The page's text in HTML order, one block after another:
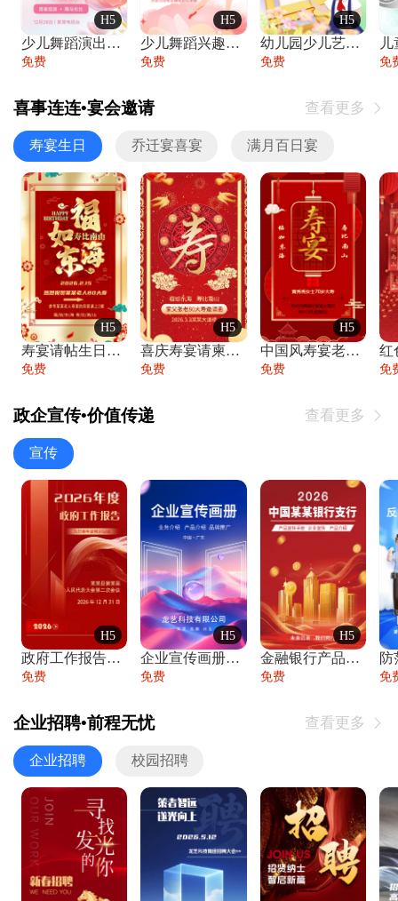
H5
少儿舞蹈演出舞蹈比赛跳舞大赛文艺汇演活动
免费
H5
少儿舞蹈兴趣班艺术培训学校招生宣传
免费
H5
幼儿园少儿艺术展览绘画展摄影作品展美术展
免费 免
喜事连连•宴会邀请 查看更多 
寿宴生日 乔迁宴喜宴 满月百日宴
H5
寿宴请帖生日宴邀请函老人寿星生日快乐祝寿
免费
H5
喜庆寿宴请柬老人生日宴会邀请函请柬过大寿
免费
H5
中国风寿宴老人生日宴会邀请函寿宴请帖请柬
免费 免
政企宣传•价值传递 查看更多 
宣传
H5
政府工作报告政府年终工作总结
免费
H5
企业宣传画册公司简介产品介绍业务宣传手册
免费
H5
金融银行产品宣传手册企业宣传产品介绍
免费
防
免
企业招聘•前程无忧 查看更多 
企业招聘 校园招聘